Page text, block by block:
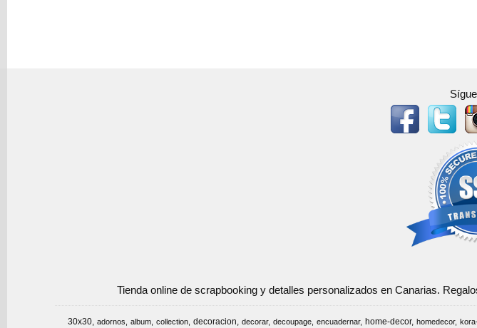
Tienda online de scrapbooking y detalles personalizados en Canarias.
30x30 adornos album collection decoracion decorar decoupage encuadernar home-decor homedecor